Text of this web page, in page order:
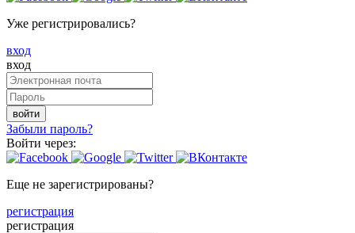
Уже регистрировались?
вход
вход
войти
Забыли пароль?
Войти через:
Еще не зарегистрированы?
регистрация
регистрация